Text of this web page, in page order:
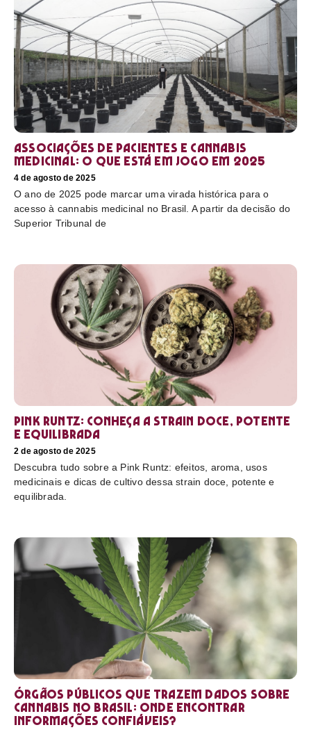
Associações de pacientes e cannabis
medicinal: o que está em jogo em 2025
4 de agosto de 2025
O ano de 2025 pode marcar uma virada histórica para o
acesso à cannabis medicinal no Brasil. A partir da decisão do
Superior Tribunal de
Pink Runtz: conheça a strain doce, potente
e equilibrada
2 de agosto de 2025
Descubra tudo sobre a Pink Runtz: efeitos, aroma, usos
medicinais e dicas de cultivo dessa strain doce, potente e
equilibrada.
Órgãos públicos que trazem dados sobre
cannabis no Brasil: onde encontrar
informações confiáveis?